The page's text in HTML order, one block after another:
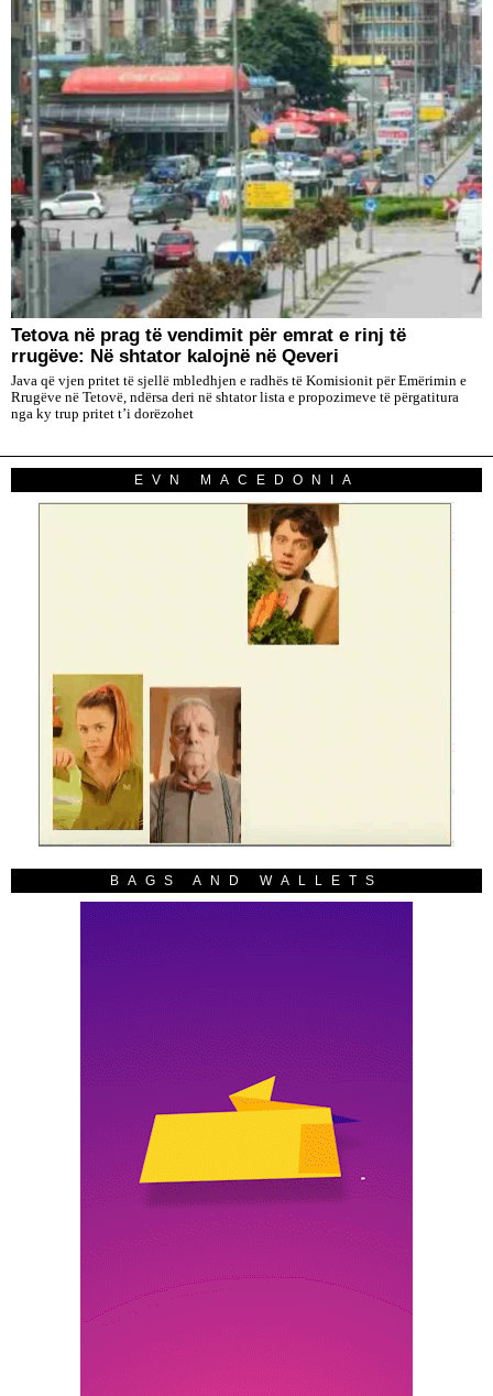
Tetova në prag të vendimit për emrat e rinj të
rrugëve: Në shtator kalojnë në Qeveri
Java që vjen pritet të sjellë mbledhjen e radhës të Komisionit për Emërimin e
Rrugëve në Tetovë, ndërsa deri në shtator lista e propozimeve të përgatitura
nga ky trup pritet t’i dorëzohet
EVN MACEDONIA
BAGS AND WALLETS